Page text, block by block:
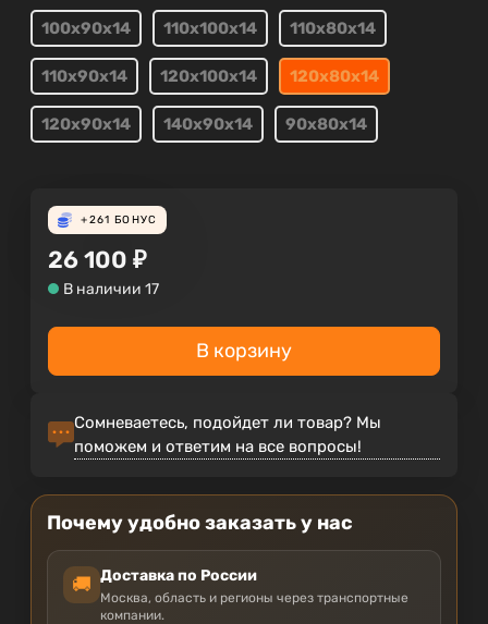
100х90х14
110х100х14 110х80х14
110х90х14 120х100х14 120х80х14
120х90х14 140х90х14 90х80х14
+261 БОНУС
26 100 ₽
В наличии 17
В корзину
Сомневаетесь, подойдет ли товар? Мы
поможем и ответим на все вопросы!
Почему удобно заказать у нас
🚚 Доставка по России
Москва, область и регионы через транспортные
компании.